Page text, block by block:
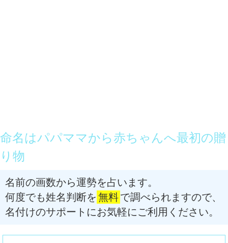
命名はパパママから赤ちゃんへ最初の贈
り物
名前の画数から運勢を占います。
何度でも姓名判断を 無料で調べられますので、
名付けのサポートにお気軽にご利用ください。